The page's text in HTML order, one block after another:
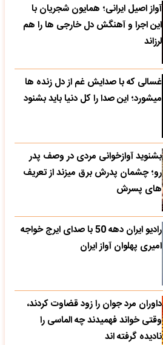
آواز اصیل ایرانی؛ همایون شجریان با
این اجرا و آهنگش دل خارجی ها را هم
لرزاند
غسالی که با صدایش غم از دل زنده ها
میشورد؛ این صدا را کل دنیا باید بشنود
بشنوید آوازخوانی مردی در وصف پدر
رو؛ چشمان پدرش برق میزند از تعریف
های پسرش
رادیو ایران دهه 50 با صدای ایرج خواجه
امیری پهلوان آواز ایران
داوران مرد جوان را زود قضاوت کردند،
وقتی خواند فهمیدند چه الماسی را
نادیده گرفته اند